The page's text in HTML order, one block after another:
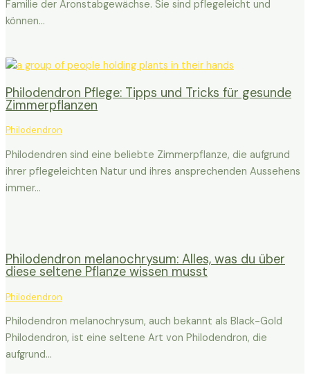
Familie der Aronstabgewächse. Sie sind pflegeleicht und
können…
Philodendron Pflege: Tipps und Tricks für gesunde
Zimmerpflanzen
Philodendron
Philodendren sind eine beliebte Zimmerpflanze, die aufgrund
ihrer pflegeleichten Natur und ihres ansprechenden Aussehens
immer…
Philodendron melanochrysum: Alles, was du über
diese seltene Pflanze wissen musst
Philodendron
Philodendron melanochrysum, auch bekannt als Black-Gold
Philodendron, ist eine seltene Art von Philodendron, die
aufgrund…